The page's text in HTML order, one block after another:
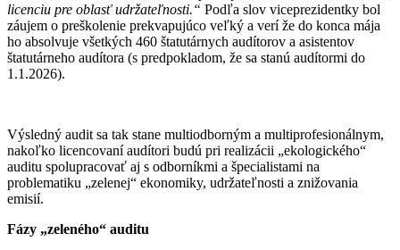
licenciu pre oblasť udržateľnosti.“ Podľa slov viceprezidentky bol
záujem o preškolenie prekvapujúco veľký a verí že do konca mája
ho absolvuje všetkých 460 štatutárnych audítorov a asistentov
štatutárneho audítora (s predpokladom, že sa stanú audítormi do
1.1.2026).
Výsledný audit sa tak stane multiodborným a multiprofesionálnym,
nakoľko licencovaní audítori budú pri realizácii „ekologického“
auditu spolupracovať aj s odborníkmi a špecialistami na
problematiku „zelenej“ ekonomiky, udržateľnosti a znižovania
emisií.
Fázy „zeleného“ auditu